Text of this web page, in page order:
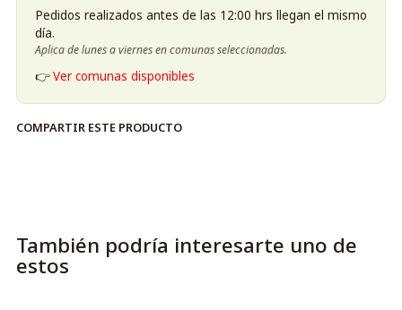
Pedidos realizados antes de las 12:00 hrs llegan el mismo
día.
Aplica de lunes a viernes en comunas seleccionadas.
👉Ver comunas disponibles
COMPARTIR ESTE PRODUCTO
También podría interesarte uno de
estos